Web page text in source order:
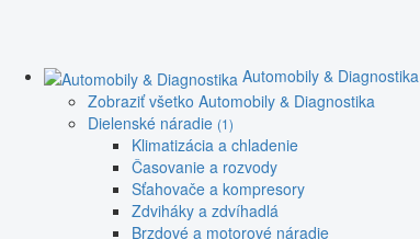
Automobily & Diagnostika
Zobraziť všetko Automobily & Diagnostika
Dielenské náradie (1)
Klimatizácia a chladenie
Časovanie a rozvody
Sťahovače a kompresory
Zdviháky a zdvíhadlá
Brzdové a motorové náradie